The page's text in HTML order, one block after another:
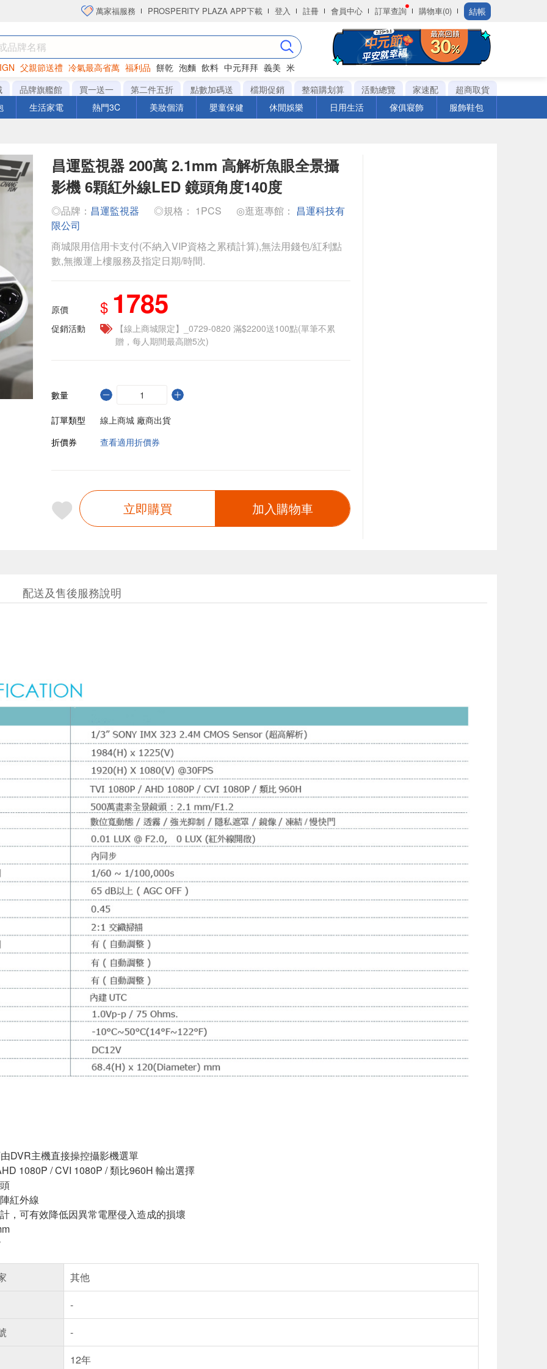
萬家福服務 PROSPERITY PLAZA APP下載 登入 註冊 會員中心 訂單查詢 購物車(0) 結帳
父親節送禮 冷氣最高省萬 福利品 餅乾 泡麵 飲料 中元拜拜 義美 米
洋芋片
品牌旗艦館 買一送一 第二件五折 點數加碼送 檔期促銷 整箱購划算 活動總覽 家速配
超商取貨
生活家電 熱門3C 美妝個清 嬰童保健 休閒娛樂 日用生活 傢俱寢飾 服飾鞋包
昌運監視器 200萬 2.1mm 高解析魚眼全景攝
影機 6顆紅外線LED 鏡頭角度140度
◎品牌： 昌運監視器 ◎規格： 1PCS ◎逛逛專館： 昌運科技有
限公司
商城限用信用卡支付(不納入VIP資格之累積計算),無法用錢包/紅利點
數,無搬運上樓服務及指定日期/時間.
原價 $ 1785
促銷活動
【線上商城限定】_0729-0820 滿$2200送100點(單筆不累
贈，每人期間最高贈5次)
數量
訂單類型
線上商城 廠商出貨
折價券
查看適用折價券
立即購買 加入購物車
配送及售後服務說明
DVR主機直接操控攝影機選單
1080P / CVI 1080P / 類比960H 輸出選擇
紅外線
，可有效降低因異常電壓侵入造成的損壞
其他
-
-
12年